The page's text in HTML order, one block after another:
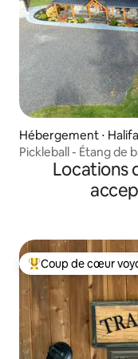
Hébergement ⋅
Pickleball - Étang de
Locations
Coups de cœur
Coup de cœur